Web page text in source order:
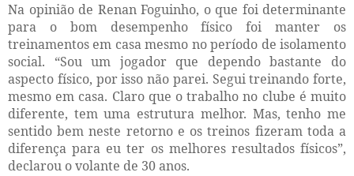
Na opinião de Renan Foguinho, o que foi determinante
para o bom desempenho físico foi manter os
treinamentos em casa mesmo no período de isolamento
social. “Sou um jogador que dependo bastante do
aspecto físico, por isso não parei. Segui treinando forte,
mesmo em casa. Claro que o trabalho no clube é muito
diferente, tem uma estrutura melhor. Mas, tenho me
sentido bem neste retorno e os treinos fizeram toda a
diferença para eu ter os melhores resultados físicos”,
declarou o volante de 30 anos.